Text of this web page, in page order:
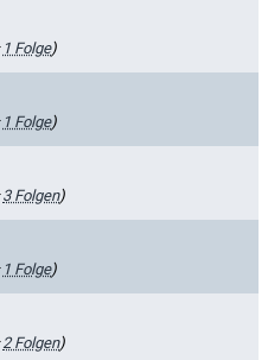
1 Folge)
1 Folge)
3 Folgen)
1 Folge)
2 Folgen)